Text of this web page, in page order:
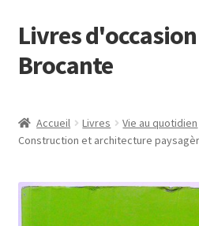
Aller
à
la
Aller
au
contenu
Livres
Brocante
Accueil Livres Vie au quotidien
Construction et architecture